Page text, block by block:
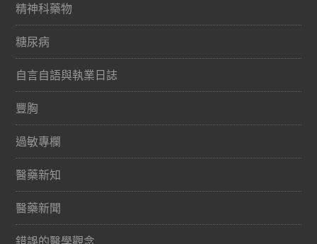
精神科藥物
糖尿病
自言自語與執業日誌
豐胸
過敏專欄
醫藥新知
醫藥新聞
錯誤的醫學觀念